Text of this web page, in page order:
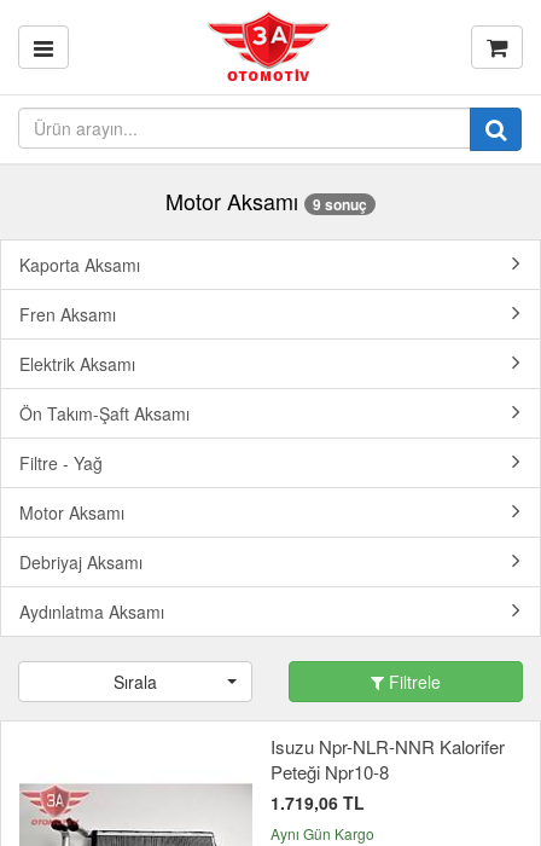
Motor Aksamı 9 sonuç
Kaporta Aksamı
Fren Aksamı
Elektrik Aksamı
Ön Takım-Şaft Aksamı
Filtre - Yağ
Motor Aksamı
Debriyaj Aksamı
Aydınlatma Aksamı
Sırala Filtrele
Isuzu Npr-NLR-NNR Kalorifer
Peteği Npr10-8
1.719,06 TL
Aynı Gün Kargo